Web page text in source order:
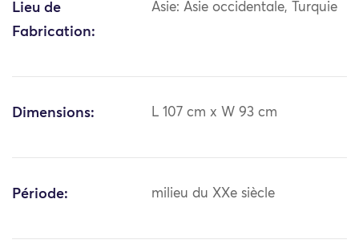
Lieu de
Fabrication:
Asie: Asie occidentale, Turquie
Dimensions: L 107 cm x W 93 cm
Période: milieu du XXe siècle